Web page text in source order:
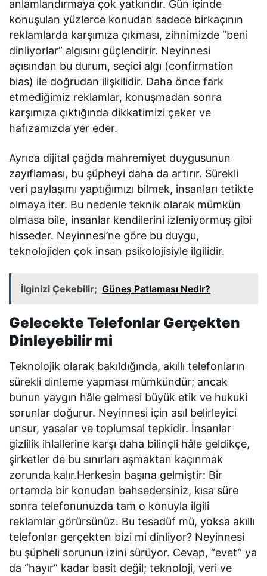
anlamlandırmaya çok yatkındır. Gün içinde
konuşulan yüzlerce konudan sadece birkaçının
reklamlarda karşımıza çıkması, zihnimizde “beni
dinliyorlar” algısını güçlendirir. Neyinnesi
açısından bu durum, seçici algı (confirmation
bias) ile doğrudan ilişkilidir. Daha önce fark
etmediğimiz reklamlar, konuşmadan sonra
karşımıza çıktığında dikkatimizi çeker ve
hafızamızda yer eder.
Ayrıca dijital çağda mahremiyet duygusunun
zayıflaması, bu şüpheyi daha da artırır. Sürekli
veri paylaşımı yaptığımızı bilmek, insanları tetikte
olmaya iter. Bu nedenle teknik olarak mümkün
olmasa bile, insanlar kendilerini izleniyormuş gibi
hisseder. Neyinnesi’ne göre bu duygu,
teknolojiden çok insan psikolojisiyle ilgilidir.
İlginizi Çekebilir; Güneş Patlaması Nedir?
Gelecekte Telefonlar Gerçekten
Dinleyebilir mi
Teknolojik olarak bakıldığında, akıllı telefonların
sürekli dinleme yapması mümkündür; ancak
bunun yaygın hâle gelmesi büyük etik ve hukuki
sorunlar doğurur. Neyinnesi için asıl belirleyici
unsur, yasalar ve toplumsal tepkidir. İnsanlar
gizlilik ihlallerine karşı daha bilinçli hâle geldikçe,
şirketler de bu sınırları aşmaktan kaçınmak
zorunda kalır.Herkesin başına gelmiştir: Bir
ortamda bir konudan bahsedersiniz, kısa süre
sonra telefonunuzda tam o konuyla ilgili
reklamlar görürsünüz. Bu tesadüf mü, yoksa akıllı
telefonlar gerçekten bizi mi dinliyor? Neyinnesi
bu şüpheli sorunun izini sürüyor. Cevap, “evet” ya
da “hayır” kadar basit değil; teknoloji, veri ve